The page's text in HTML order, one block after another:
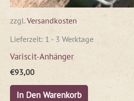
zzgl.Versandkosten
Lieferzeit: 1 - 3 Werktage
Variscit-Anhänger
€93,00
In Den Warenkorb